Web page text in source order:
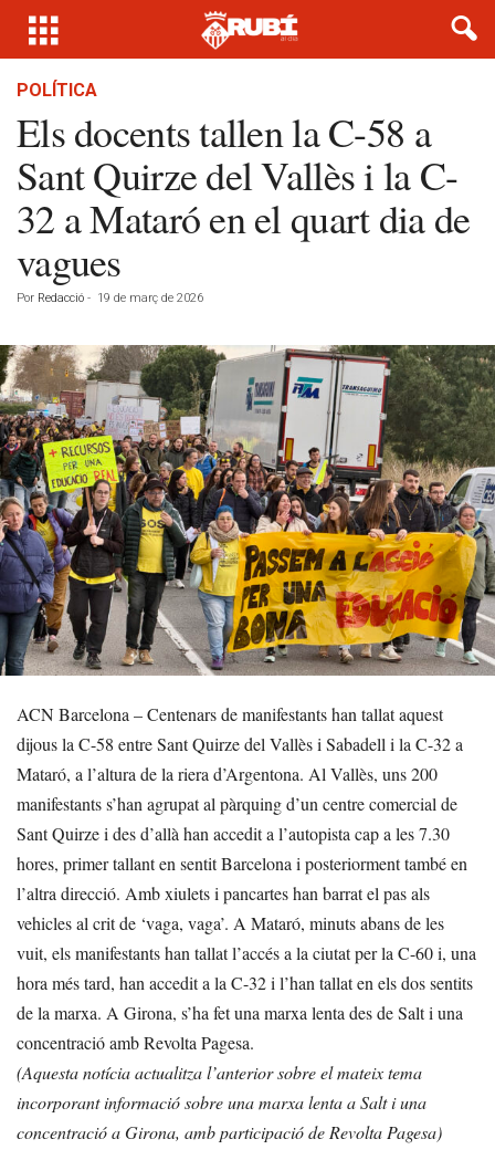
POLÍTICA
Els docents tallen la C-58 a
Sant Quirze del Vallès i la C-
32 a Mataró en el quart dia de
vagues
Por Redacció - 19 de març de 2026
ACN Barcelona – Centenars de manifestants han tallat aquest
dijous la C-58 entre Sant Quirze del Vallès i Sabadell i la C-32 a
Mataró, a l’altura de la riera d’Argentona. Al Vallès, uns 200
manifestants s’han agrupat al pàrquing d’un centre comercial de
Sant Quirze i des d’allà han accedit a l’autopista cap a les 7.30
hores, primer tallant en sentit Barcelona i posteriorment també en
l’altra direcció. Amb xiulets i pancartes han barrat el pas als
vehicles al crit de ‘vaga, vaga’. A Mataró, minuts abans de les
vuit, els manifestants han tallat l’accés a la ciutat per la C-60 i, una
hora més tard, han accedit a la C-32 i l’han tallat en els dos sentits
de la marxa. A Girona, s’ha fet una marxa lenta des de Salt i una
concentració amb Revolta Pagesa.
(Aquesta notícia actualitza l’anterior sobre el mateix tema
incorporant informació sobre una marxa lenta a Salt i una
concentració a Girona, amb participació de Revolta Pagesa)